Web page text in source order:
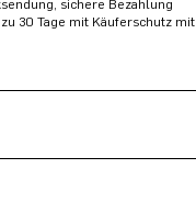
sichere Bezahlung
30 Tage mit Käuferschutz mit